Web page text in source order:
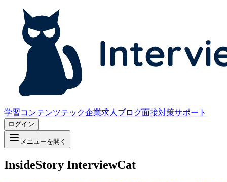
学習コンテンツテック企業求人 ブログ面接対策サポート
ログイン
メニューを開く
InsideStory InterviewCat